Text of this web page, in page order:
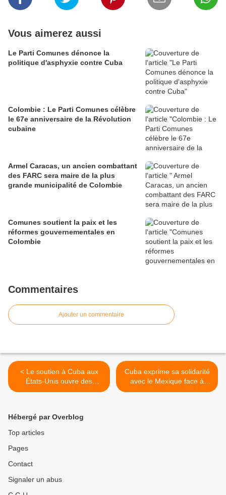
Vous aimerez aussi
Le Parti Comunes dénonce la
politique d'asphyxie contre Cuba
Colombie : Le Parti Comunes célèbre
le 67e anniversaire de la Révolution
cubaine
Armel Caracas, un ancien combattant
des FARC sera maire de la plus
grande municipalité de Colombie
Comunes soutient la paix et les
réformes gouvernementales en
Colombie
Commentaires
Ajouter un commentaire
< Le soutien à Cuba aux
États-Unis ouvre des
brèches dans le blocus
Cuba exprime sa solidarité
avec le Mexique face à
l'agression de son
Hébergé par Overblog
Top articles
Pages
Contact
Signaler un abus